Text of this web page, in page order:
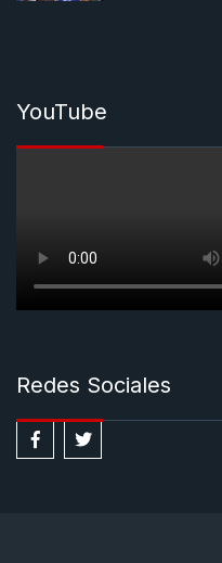
YouTube
Redes Sociales